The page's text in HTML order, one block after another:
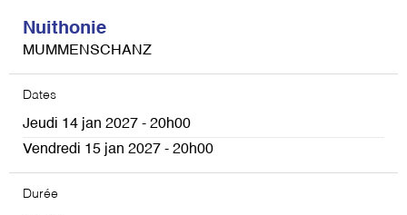
Nuithonie
MUMMENSCHANZ
Dates
Jeudi 14 jan 2027 - 20h00
Vendredi 15 jan 2027 - 20h00
Durée